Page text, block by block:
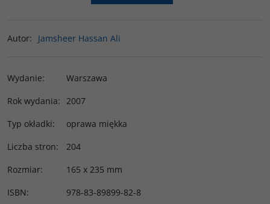
Autor: Jamsheer Hassan Ali
Wydanie:
Warszawa
Rok wydania: 2007
Typ okładki:
oprawa miękka
Liczba stron:
204
Rozmiar:
165 x 235 mm
ISBN: 978-83-89899-82-8